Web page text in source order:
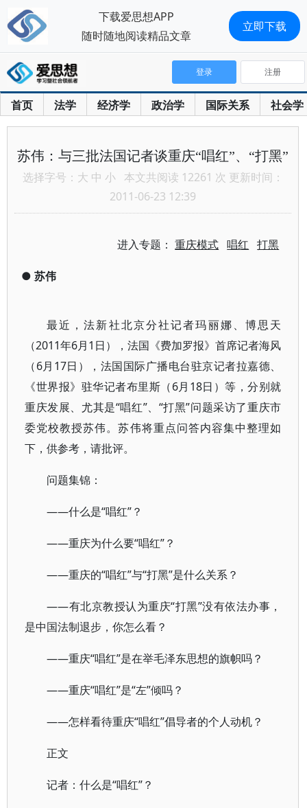
首页 法学 经济学 政治学 国际关系 社会学
登录 注册
苏伟：与三批法国记者谈重庆“唱红”、“打黑”
选择字号： 大 中 小 本文共阅读 12261 次 更新时间：
2011-06-23 12:39
进入专题：重庆模式 唱红 打黑
● 苏伟
最近，法新社北京分社记者玛丽娜、博思天
（2011年6月1日），法国《费加罗报》首席记者海风
（6月17日），法国国际广播电台驻京记者拉嘉德、
《世界报》驻华记者布里斯（6月18日）等，分别就
重庆发展、尤其是“唱红”、“打黑”问题采访了重庆市
委党校教授苏伟。苏伟将重点问答内容集中整理如
下，供参考，请批评。
问题集锦：
——什么是“唱红”？
——重庆为什么要“唱红”？
——重庆的“唱红”与“打黑”是什么关系？
——有北京教授认为重庆“打黑”没有依法办事，
是中国法制退步，你怎么看？
——重庆“唱红”是在举毛泽东思想的旗帜吗？
——重庆“唱红”是“左”倾吗？
——怎样看待重庆“唱红”倡导者的个人动机？
正文
记者：什么是“唱红”？
下载爱思想APP
随时随地阅读精品文章
立即下载